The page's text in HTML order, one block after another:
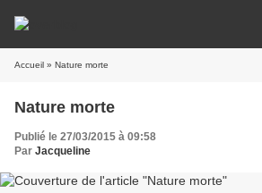
Accueil » Nature morte
Nature morte
Publié le 27/03/2015 à 09:58
Par Jacqueline